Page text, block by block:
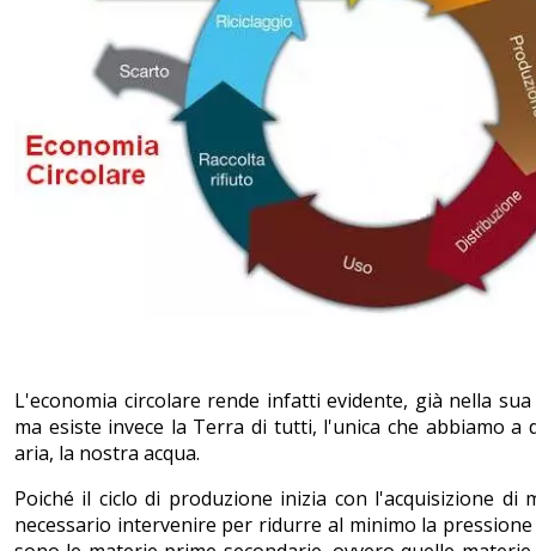
L'economia circolare rende infatti evidente, già nella
ma esiste invece la Terra di tutti, l'unica che abbiamo
aria, la nostra acqua.
Poiché il ciclo di produzione inizia con l'acquisizione
necessario intervenire per ridurre al minimo la